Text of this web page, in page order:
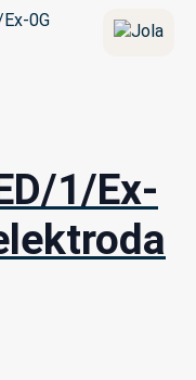
1/Ex-